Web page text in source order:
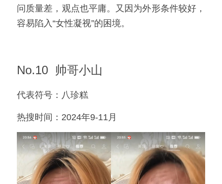
问质量差，观点也平庸。又因为外形条件较好，
容易陷入“女性凝视”的困境。
No.10  帅哥小山
代表符号：八珍糕
热搜时间：2024年9-11月